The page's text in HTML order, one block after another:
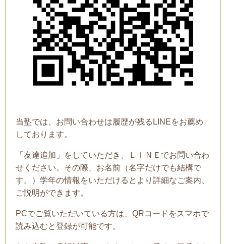
当塾では、お問い合わせは履歴が残るLINEをお薦め
しております。
「友達追加」をしていただき、ＬＩＮＥでお問い合わ
せください。その際、お名前（名字だけでも結構で
す。）学年の情報をいただけるとより詳細なご案内、
ご説明ができます。
PCでご覧いただいている方は、QRコードをスマホで
読み込むと登録が可能です。